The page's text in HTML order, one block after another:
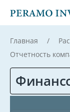
Главная
Отчетность